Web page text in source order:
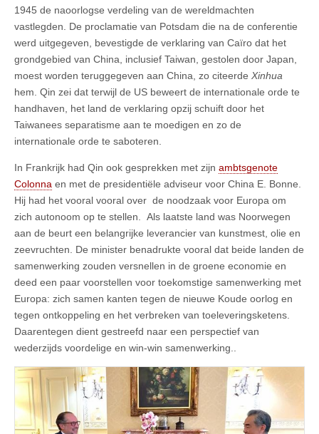
1945 de naoorlogse verdeling van de wereldmachten
vastlegden. De proclamatie van Potsdam die na de conferentie
werd uitgegeven, bevestigde de verklaring van Caïro dat het
grondgebied van China, inclusief Taiwan, gestolen door Japan,
moest worden teruggegeven aan China, zo citeerde Xinhua
hem. Qin zei dat terwijl de US beweert de internationale orde te
handhaven, het land de verklaring opzij schuift door het
Taiwanees separatisme aan te moedigen en zo de
internationale orde te saboteren.
In Frankrijk had Qin ook gesprekken met zijn ambtsgenote
Colonna en met de presidentiële adviseur voor China E. Bonne.
Hij had het vooral vooral over de noodzaak voor Europa om
zich autonoom op te stellen. Als laatste land was Noorwegen
aan de beurt een belangrijke leverancier van kunstmest, olie en
zeevruchten. De minister benadrukte vooral dat beide landen de
samenwerking zouden versnellen in de groene economie en
deed een paar voorstellen voor toekomstige samenwerking met
Europa: zich samen kanten tegen de nieuwe Koude oorlog en
tegen ontkoppeling en het verbreken van toeleveringsketens.
Daarentegen dient gestreefd naar een perspectief van
wederzijds voordelige en win-win samenwerking..